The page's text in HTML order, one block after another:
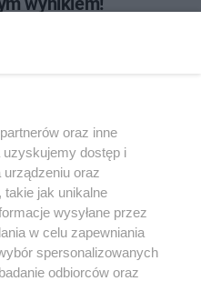
kilka dni z
oraz inne
dostęp i
oraz
takie jak unikalne
wysyłane przez
w celu zapewniania
spersonalizowanych
odbiorców oraz